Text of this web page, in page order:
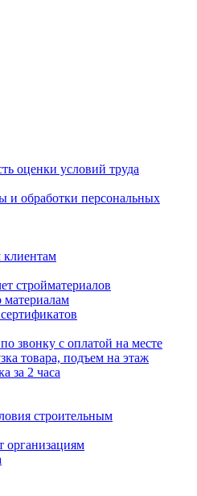
оценки условий труда
и обработки персональных
стройматериалов
материалам
звонку с оплатой на месте
товара, подъем на этаж
за 2 часа
строительным
организациям